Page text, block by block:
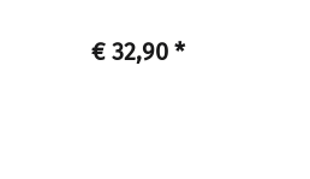
€ 32,90 *